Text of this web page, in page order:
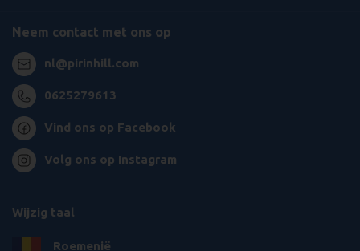
Neem contact met ons op
nl@pirinhill.com
0625279613
Vind ons op Facebook
Volg ons op Instagram
Wijzig taal
Roemenië